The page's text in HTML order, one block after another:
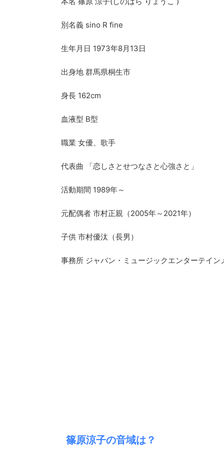
別名義 sino R fine
生年月日 1973年8月13日
出身地 群馬県桐生市
身長 162cm
血液型 B型
職業 女優、歌手
代表曲 「恋しさとせつなさと心強さと」
活動期間 1989年～
元配偶者 市村正親（2005年～2021年）
子供 市村優汰（長男）
事務所 ジャパン・ミュージックエンターテイン
篠原涼子の音域は？